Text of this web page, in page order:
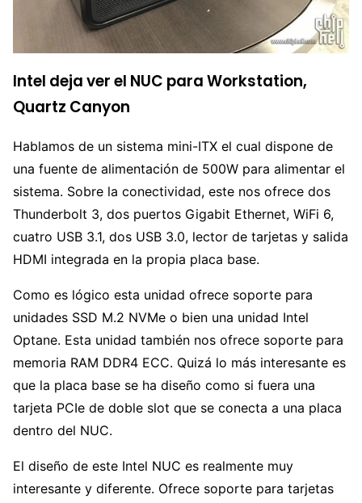
Intel deja ver el NUC para Workstation,
Quartz Canyon
Hablamos de un sistema mini-ITX el cual dispone de
una fuente de alimentación de 500W para alimentar el
sistema. Sobre la conectividad, este nos ofrece dos
Thunderbolt 3, dos puertos Gigabit Ethernet, WiFi 6,
cuatro USB 3.1, dos USB 3.0, lector de tarjetas y salida
HDMI integrada en la propia placa base.
Como es lógico esta unidad ofrece soporte para
unidades SSD M.2 NVMe o bien una unidad Intel
Optane. Esta unidad también nos ofrece soporte para
memoria RAM DDR4 ECC. Quizá lo más interesante es
que la placa base se ha diseño como si fuera una
tarjeta PCIe de doble slot que se conecta a una placa
dentro del NUC.
El diseño de este Intel NUC es realmente muy
interesante y diferente. Ofrece soporte para tarjetas